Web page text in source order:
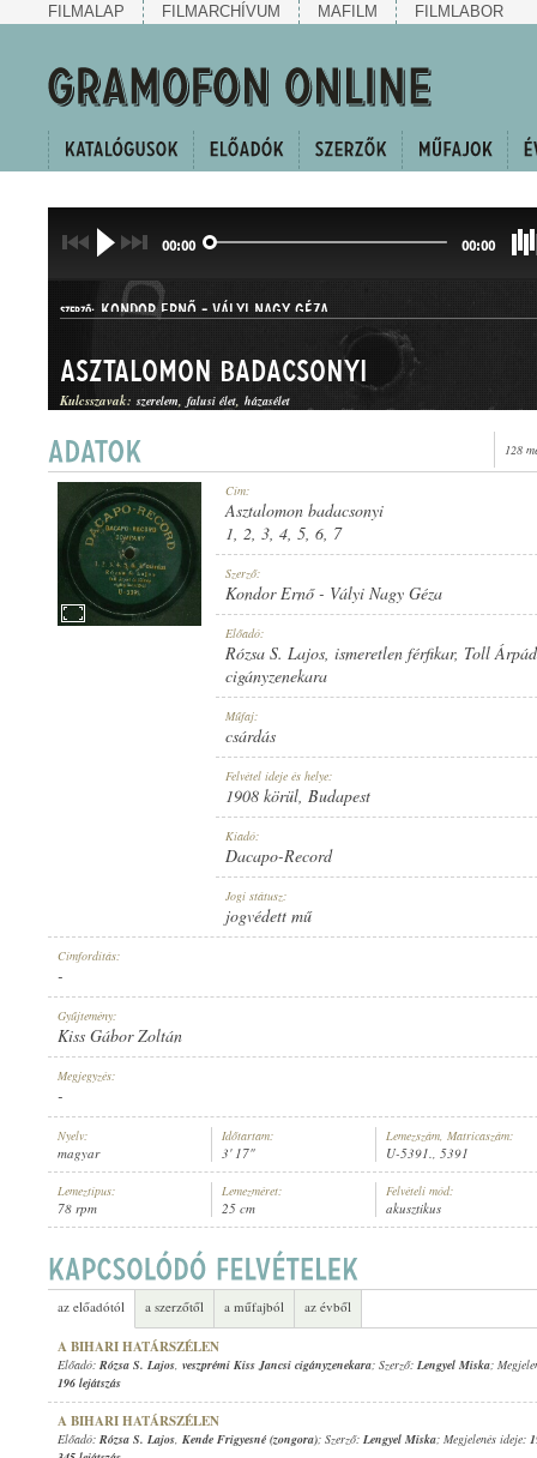
FILMALAP FILMARCHÍVUM MAFILM FILMLABOR
00:00 00:00
ELŐADÓ: ISMERETLEN FÉRFIKAR TOLL ÁRPÁD ÉS TOLL
SZERZŐ: KONDOR ERNŐ - VÁLYI NAGY GÉZA
CSÁRDÁS
LEMEZSZÁM: U-5391.
Asztalomon badacsonyi
Kulcsszavak: szerelem falusi élet házasélet
128
Cím:
Asztalomon badacsonyi
1, 2, 3, 4, 5, 6, 7
Szerző:
Kondor Ernő- Vályi Nagy Géza
Előadó:
Rózsa S. Lajos, ismeretlen férfikar, Toll
cigányzenekara
Műfaj:
csárdás
Felvétel ideje és helye:
1908 körül, Budapest
Kiadó:
Dacapo-Record
Jogi státusz:
jogvédett mű
Címfordítás:
-
Gyűjtemény:
Kiss Gábor Zoltán
Megjegyzés:
-
Nyelv:
magyar
Időtartam:
3' 17"
Lemezszám, Matricaszám:
U-5391., 5391
Lemeztípus:
78 rpm
Lemezméret:
25 cm
Felvételi mód:
akusztikus
az előadótól a szerzőtől a műfajból az évből
A BIHARI HATÁRSZÉLEN
Előadó: Rózsa S. Lajos, veszprémi Kiss Jancsi cigányzenekara; Szerző: Lengyel Miska;
196 lejátszás
A BIHARI HATÁRSZÉLEN
Előadó: Rózsa S. Lajos, Kende Frigyesné (zongora); Szerző: Lengyel Miska; Megjelenés ideje: